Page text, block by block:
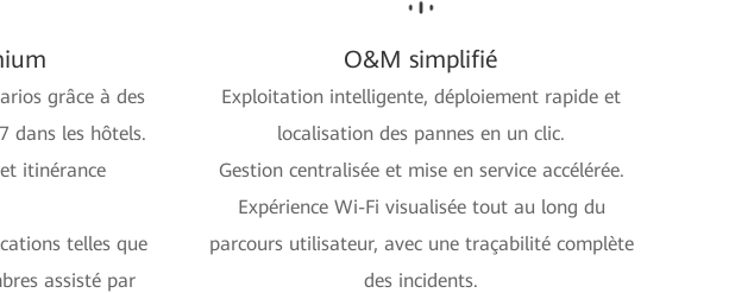
grâce à des
dans les hôtels.
itinérance
telles que
assisté par
O&M simplifié
Exploitation intelligente, déploiement rapide et
localisation des pannes en un clic.
Gestion centralisée et mise en service accélérée.
Expérience Wi-Fi visualisée tout au long du
parcours utilisateur, avec une traçabilité complète
des incidents.